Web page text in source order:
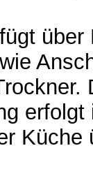
über
Küche